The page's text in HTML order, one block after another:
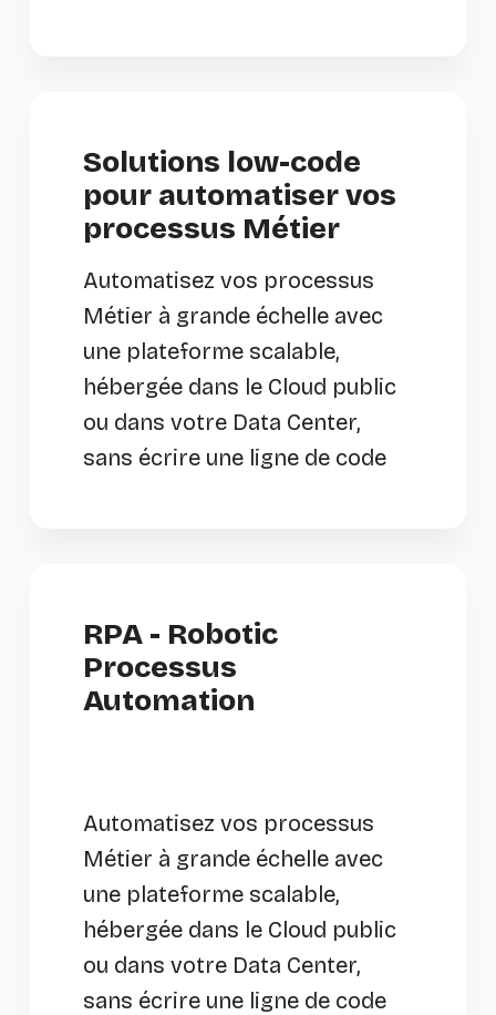
Solutions low-code
pour automatiser vos
processus Métier
Automatisez vos processus
Métier à grande échelle avec
une plateforme scalable,
hébergée dans le Cloud public
ou dans votre Data Center,
sans écrire une ligne de code
RPA - Robotic
Processus
Automation
Automatisez vos processus
Métier à grande échelle avec
une plateforme scalable,
hébergée dans le Cloud public
ou dans votre Data Center,
sans écrire une ligne de code